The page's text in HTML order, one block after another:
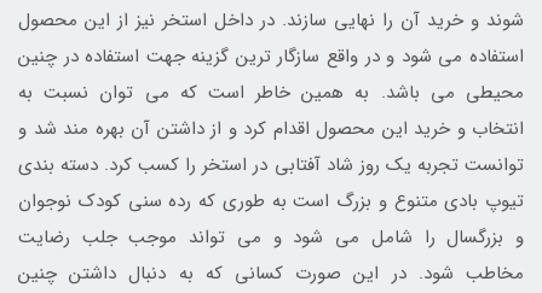
شوند و خرید آن را نهایی سازند. در داخل استخر نیز از این محصول
استفاده می شود و در واقع سازگار ترین گزینه جهت استفاده در چنین
محیطی می باشد. به همین خاطر است که می توان نسبت به
انتخاب و خرید این محصول اقدام کرد و از داشتن آن بهره مند شد و
توانست تجربه یک روز شاد آفتابی در استخر را کسب کرد. دسته بندی
تیوپ بادی متنوع و بزرگ است به طوری که رده سنی کودک نوجوان
و بزرگسال را شامل می شود و می تواند موجب جلب رضایت
مخاطب شود. در این صورت کسانی که به دنبال داشتن چنین